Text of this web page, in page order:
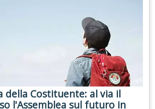
della Costituente: al via il
l'Assemblea sul futuro in